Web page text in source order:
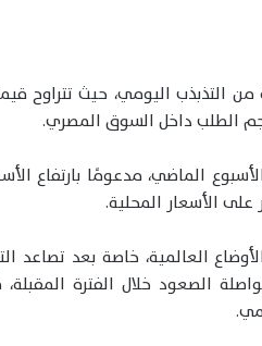
الطلب داخل السوق المصري.
الماضي، مدعومًا بارتفاع
الأسعار المحلية.
العالمية، خاصة بعد تصاعد